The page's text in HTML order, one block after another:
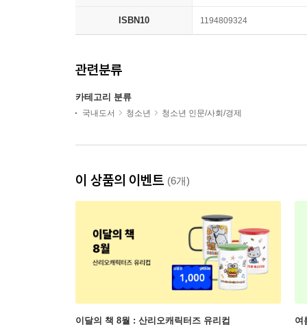
ISBN10 1194809324
관련분류
카테고리 분류
국내도서 청소년 청소년 인문/사회/경제
이 상품의 이벤트 (6개)
이달의 책 8월 : 산리오캐릭터즈 유리컵 여